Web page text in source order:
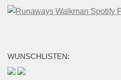
WUNSCHLISTEN: